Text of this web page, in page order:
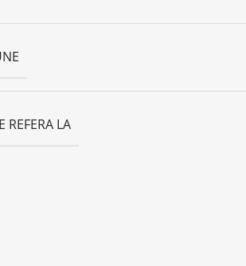
REFERA LA